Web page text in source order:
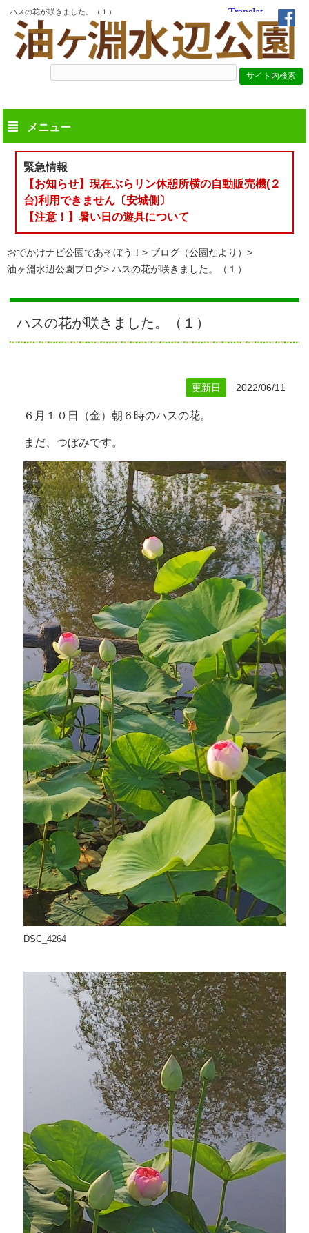
ハスの花が咲きました。（１）
メニュー
緊急情報
【お知らせ】現在ぶらリン休憩所横の自動販売機(２
台)利用できません〔安城側〕
【注意！】暑い日の遊具について
おでかけナビ公園であそぼう！
ブログ（公園だより）
油ヶ淵水辺公園ブログ
ハスの花が咲きました。（１）
ハスの花が咲きました。（１）
更新日 2022/06/11
６月１０日（金）朝６時のハスの花。
まだ、つぼみです。
DSC_4264